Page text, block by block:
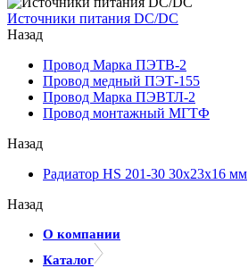
Источники питания DC/DC
Назад
Провод Марка ПЭТВ-2
Провод медный ПЭТ-155
Провод Марка ПЭВТЛ-2
Провод монтажный МГТФ
Назад
Радиатор HS 201-30 30х23х16 мм
Назад
О компании
Каталог